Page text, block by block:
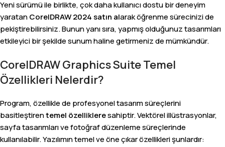
Yeni sürümü ile birlikte, çok daha kullanıcı dostu bir deneyim
yaratanCorelDRAW 2024 satın alarak öğrenme sürecinizi de
pekiştirebilirsiniz. Bunun yanı sıra, yapmış olduğunuz tasarımları
etkileyici bir şekilde sunum haline getirmeniz de mümkündür.
CorelDRAW Graphics Suite Temel
Özellikleri Nelerdir?
Program, özellikle de profesyonel tasarım süreçlerini
basitleştirentemel özellikleresahiptir. Vektörel illüstrasyonlar,
sayfa tasarımları ve fotoğraf düzenleme süreçlerinde
kullanılabilir. Yazılımın temel ve öne çıkar özellikleri şunlardır: